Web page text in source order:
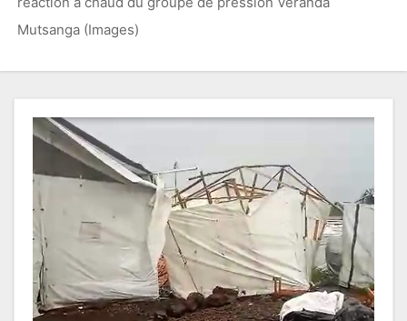
Mutsanga (Images)